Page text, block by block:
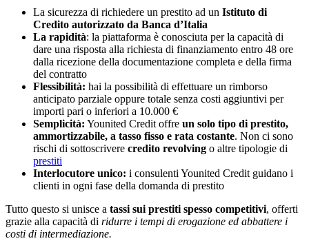
La sicurezza di richiedere un prestito ad un Istituto di
Credito autorizzato da Banca d’Italia
La rapidità: la piattaforma è conosciuta per la capacità di
dare una risposta alla richiesta di finanziamento entro 48 ore
dalla ricezione della documentazione completa e della firma
del contratto
Flessibilità: hai la possibilità di effettuare un rimborso
anticipato parziale oppure totale senza costi aggiuntivi per
importi pari o inferiori a 10.000 €
Semplicità: Younited Credit offre un solo tipo di prestito,
ammortizzabile, a tasso fisso e rata costante. Non ci sono
rischi di sottoscrivere credito revolving o altre tipologie di
prestiti
Interlocutore unico: i consulenti Younited Credit guidano i
clienti in ogni fase della domanda di prestito
Tutto questo si unisce a tassi sui prestiti spesso competitivi, offerti
grazie alla capacità di ridurre i tempi di erogazione ed abbattere i
costi di intermediazione.